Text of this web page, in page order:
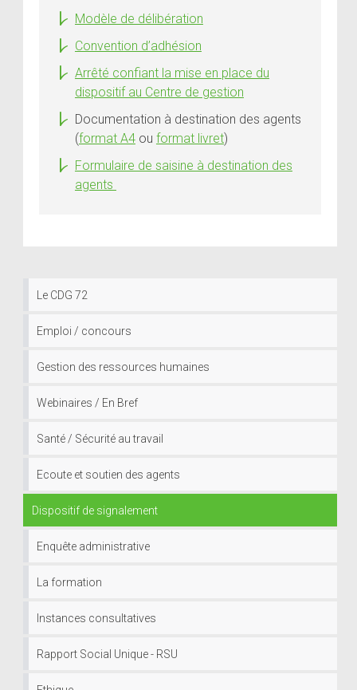
Modèle de délibération
Convention d’adhésion
Arrêté confiant la mise en place du
dispositif au Centre de gestion
Documentation à destination des agents
(format A4ou format livret)
Formulaire de saisine à destination des
agents
Le CDG 72
Emploi / concours
Gestion des ressources humaines
Webinaires / En Bref
Santé / Sécurité au travail
Ecoute et soutien des agents
Dispositif de signalement
Enquête administrative
La formation
Instances consultatives
Rapport Social Unique - RSU